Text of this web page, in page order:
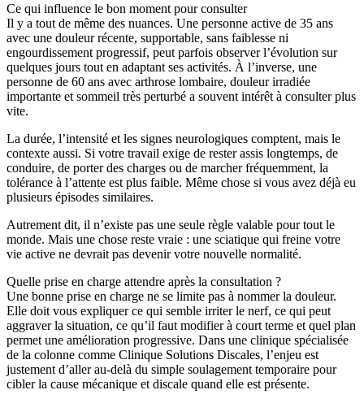
Ce qui influence le bon moment pour consulter
Il y a tout de même des nuances. Une personne active de 35 ans
avec une douleur récente, supportable, sans faiblesse ni
engourdissement progressif, peut parfois observer l’évolution sur
quelques jours tout en adaptant ses activités. À l’inverse, une
personne de 60 ans avec arthrose lombaire, douleur irradiée
importante et sommeil très perturbé a souvent intérêt à consulter plus
vite.
La durée, l’intensité et les signes neurologiques comptent, mais le
contexte aussi. Si votre travail exige de rester assis longtemps, de
conduire, de porter des charges ou de marcher fréquemment, la
tolérance à l’attente est plus faible. Même chose si vous avez déjà eu
plusieurs épisodes similaires.
Autrement dit, il n’existe pas une seule règle valable pour tout le
monde. Mais une chose reste vraie : une sciatique qui freine votre
vie active ne devrait pas devenir votre nouvelle normalité.
Quelle prise en charge attendre après la consultation ?
Une bonne prise en charge ne se limite pas à nommer la douleur.
Elle doit vous expliquer ce qui semble irriter le nerf, ce qui peut
aggraver la situation, ce qu’il faut modifier à court terme et quel plan
permet une amélioration progressive. Dans une clinique spécialisée
de la colonne comme Clinique Solutions Discales, l’enjeu est
justement d’aller au-delà du simple soulagement temporaire pour
cibler la cause mécanique et discale quand elle est présente.